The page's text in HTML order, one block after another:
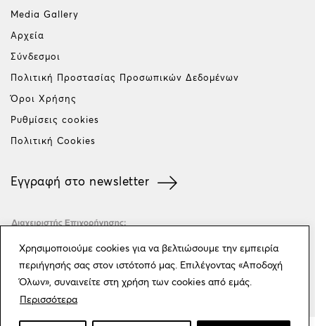
Χρησιμοποιούμε cookies για να βελτιώσουμε την εμπειρία
περιήγησής σας στον ιστότοπό μας. Επιλέγοντας «Αποδοχή
Όλων», συναινείτε στη χρήση των cookies από εμάς.
Περισσότερα
Media Gallery
Αρχεία
Σύνδεσμοι
Πολιτική Προστασίας Προσωπικών Δεδομένων
Όροι Χρήσης
Ρυθμίσεις cookies
Πολιτική Cookies
Εγγραφή στο newsletter